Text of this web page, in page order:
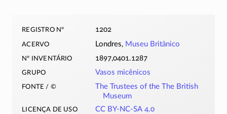
registro nº 1202
acervo Londres, Museu Britânico
nº inventário 1897,0401.1287
grupo Vasos micênicos
fonte / ©
The Trustees of the The British
Museum
licença de uso CC BY-NC-SA 4.0